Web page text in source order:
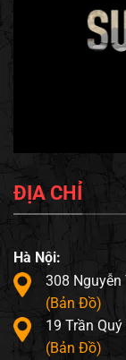
ĐỊA CHỈ
Hà Nội:
308 Nguyễn
(Bản Đồ)
19 Trần Quý
(Bản Đồ)